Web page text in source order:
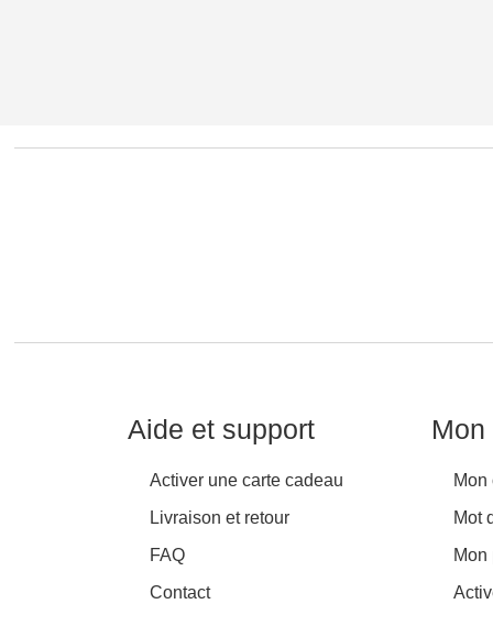
Aide et support
Activer une carte cadeau
Livraison et retour
FAQ
Contact
Mon
Mon
Mot
Mon